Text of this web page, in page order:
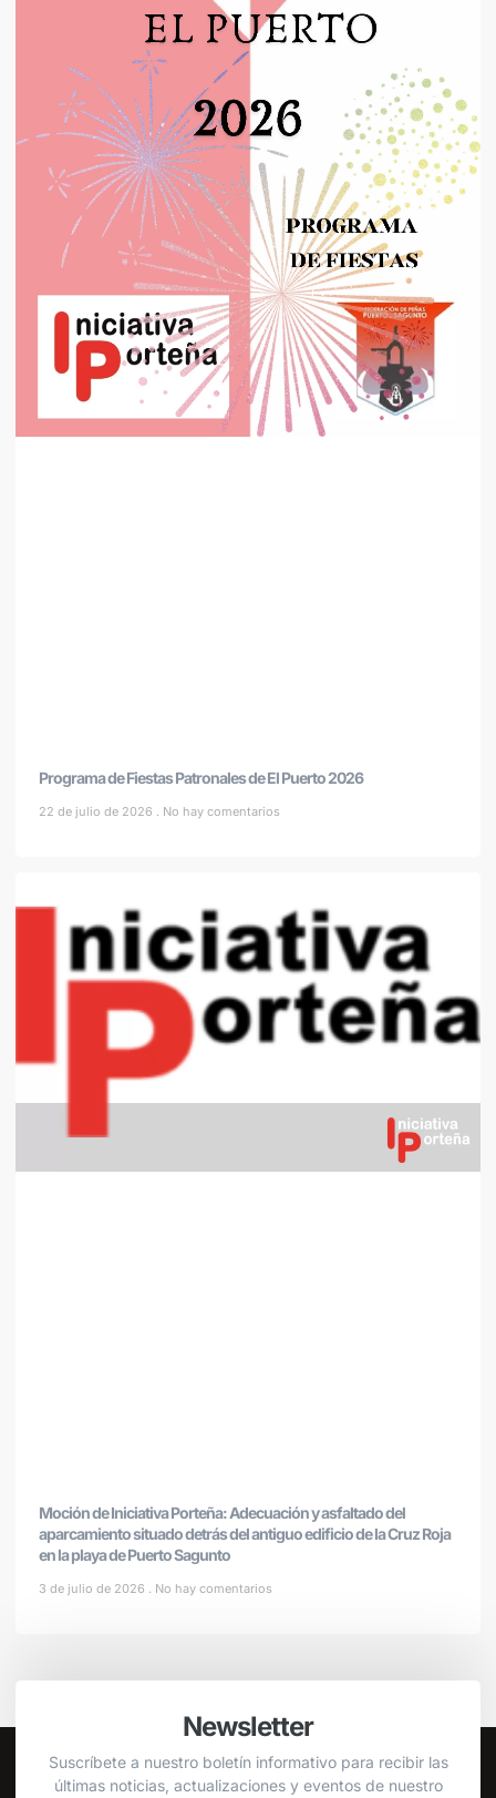
Programa de Fiestas Patronales de El Puerto 2026
22 de julio de 2026 No hay comentarios
Moción de Iniciativa Porteña: Adecuación y asfaltado del
aparcamiento situado detrás del antiguo edificio de la Cruz Roja
en la playa de Puerto Sagunto
3 de julio de 2026 No hay comentarios
Newsletter
Suscríbete a nuestro boletín informativo para recibir las
últimas noticias, actualizaciones y eventos de nuestro